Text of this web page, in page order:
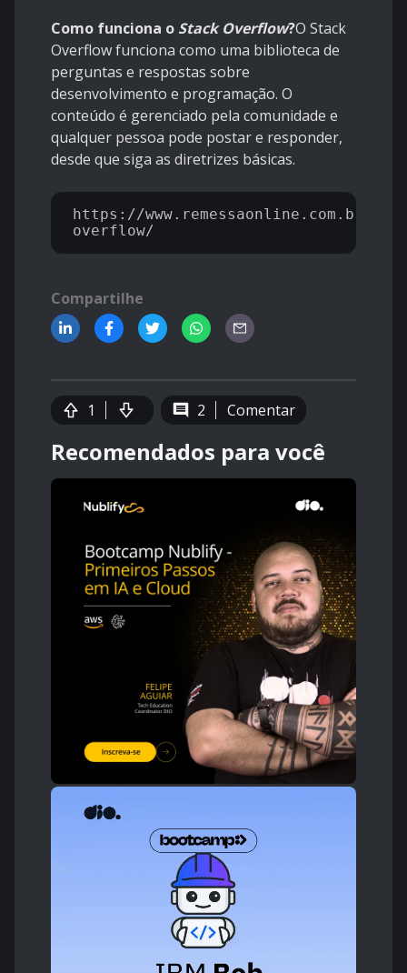
Como funciona o Stack Overflow?O Stack
Overflow funciona como uma biblioteca de
perguntas e respostas sobre
desenvolvimento e programação. O
conteúdo é gerenciado pela comunidade e
qualquer pessoa pode postar e responder,
desde que siga as diretrizes básicas.
https://www.remessaonline.com.br/
Compartilhe
1 2 Comentar
Recomendados para você